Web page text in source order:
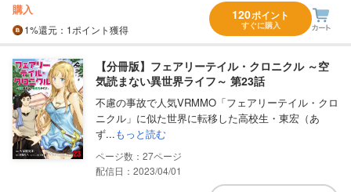
購入
1%還元 ：1ポイント獲得
120ポイント
すぐに購入
【分冊版】フェアリーテイル・クロニクル ～空
気読まない異世界ライフ～ 第23話
不慮の事故で人気VRMMO「フェアリーテイル・クロ
ニクル」に似た世界に転移した高校生・東宏（あ
ず...もっと読む
27
配信日：2023/04/01